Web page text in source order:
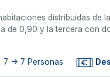
distribuidas de
de 0,90 y la tercera con
7 -> 7 Personas